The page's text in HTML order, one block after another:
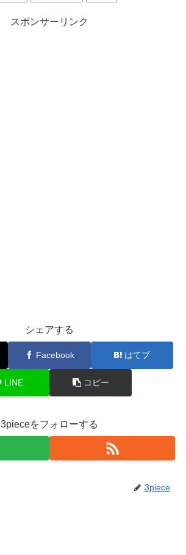
スポンサーリンク
シェアする
Facebook はてブ
LINE コピー
3pieceをフォローする
3piece